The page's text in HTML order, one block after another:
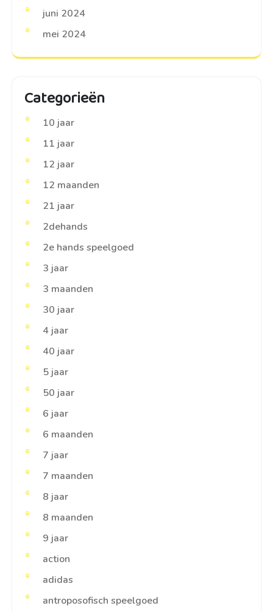
juni 2024
mei 2024
Categorieën
10 jaar
11 jaar
12 jaar
12 maanden
21 jaar
2dehands
2e hands speelgoed
3 jaar
3 maanden
30 jaar
4 jaar
40 jaar
5 jaar
50 jaar
6 jaar
6 maanden
7 jaar
7 maanden
8 jaar
8 maanden
9 jaar
action
adidas
antroposofisch speelgoed